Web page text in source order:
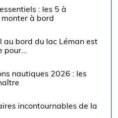
: les 5 à
à bord
au bord du lac Léman est
pour...
nautiques 2026 : les
incontournables de la